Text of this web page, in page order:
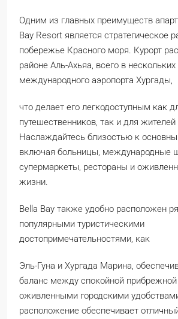
Одним из главных преимуществ
Bay Resort является стратегическое
побережье Красного моря. Курорт
районе Аль-Ахьяа, всего в
международного аэропорта Хургады,
что делает его легкодоступным как
путешественников, так и для жителей
Наслаждайтесь близостью к
включая больницы, международные
супермаркеты, рестораны и
жизни.
Bella Bay также удобно расположен
популярными туристическими
достопримечательностями, как
Эль-Гуна и Хургада Марина,
баланс между спокойной
оживленными городскими
расположение обеспечивает